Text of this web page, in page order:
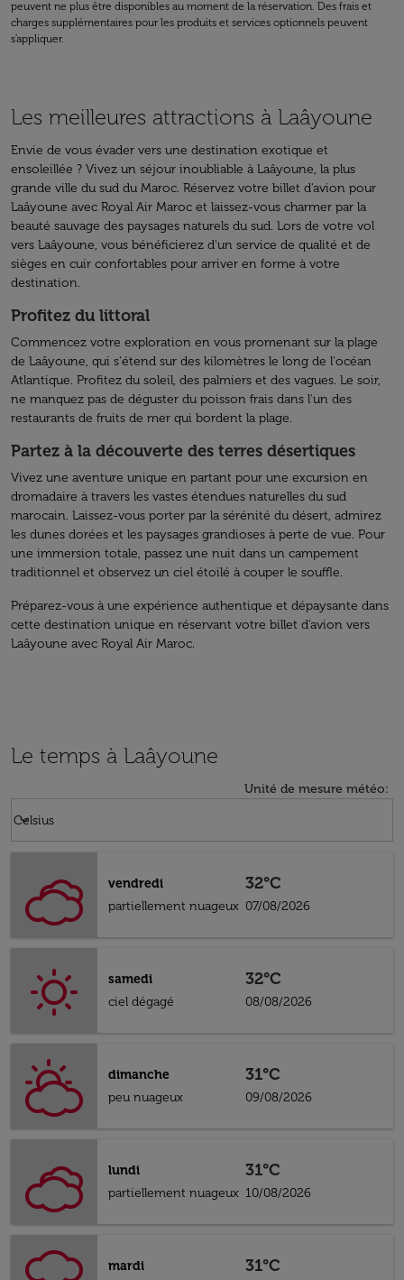
peuvent ne plus être disponibles au moment de la réservation. Des frais et
charges supplémentaires pour les produits et services optionnels peuvent
s'appliquer.
Les meilleures attractions à Laâyoune
Envie de vous évader vers une destination exotique et
ensoleillée ? Vivez un séjour inoubliable à Laâyoune, la plus
grande ville du sud du Maroc. Réservez votre billet d'avion pour
Laâyoune avec Royal Air Maroc et laissez-vous charmer par la
beauté sauvage des paysages naturels du sud. Lors de votre vol
vers Laâyoune, vous bénéficierez d'un service de qualité et de
sièges en cuir confortables pour arriver en forme à votre
destination.
Profitez du littoral
Commencez votre exploration en vous promenant sur la plage
de Laâyoune, qui s'étend sur des kilomètres le long de l'océan
Atlantique. Profitez du soleil, des palmiers et des vagues. Le soir,
ne manquez pas de déguster du poisson frais dans l'un des
restaurants de fruits de mer qui bordent la plage.
Partez à la découverte des terres désertiques
Vivez une aventure unique en partant pour une excursion en
dromadaire à travers les vastes étendues naturelles du sud
marocain. Laissez-vous porter par la sérénité du désert, admirez
les dunes dorées et les paysages grandioses à perte de vue. Pour
une immersion totale, passez une nuit dans un campement
traditionnel et observez un ciel étoilé à couper le souffle.
Préparez-vous à une expérience authentique et dépaysante dans
cette destination unique en réservant votre billet d'avion vers
Laâyoune avec Royal Air Maroc.
Le temps à Laâyoune
Unité de mesure météo:
Celsius
keyboard_arrow_down
vendredi
partiellement nuageux
32°C
07/08/2026
samedi
ciel dégagé
32°C
08/08/2026
dimanche
peu nuageux
31°C
09/08/2026
lundi
partiellement nuageux
31°C
10/08/2026
mardi
31°C